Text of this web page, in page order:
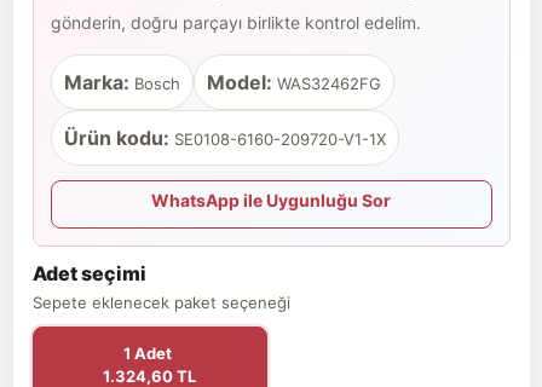
gönderin, doğru parçayı birlikte kontrol edelim.
Marka: Bosch Model: WAS32462FG
Ürün kodu: SE0108-6160-209720-V1-1X
WhatsApp ile Uygunluğu Sor
Adet seçimi
Sepete eklenecek paket seçeneği
1 Adet
1.324,60 TL